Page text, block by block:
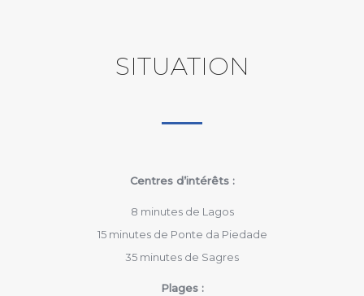
SITUATION
Centres d’intérêts :
8 minutes de Lagos
15 minutes de Ponte da Piedade
35 minutes de Sagres
Plages :